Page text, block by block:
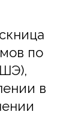
по
в